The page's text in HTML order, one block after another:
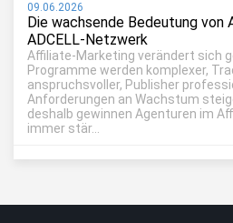
09.06.2026
Die wachsende Bedeutung von
ADCELL-Netzwerk
Affiliate-Marketing verändert sich
Programme werden komplexer,
anspruchsvoller, Publisher
Anforderungen an Wachstum
deshalb gewinnen Agenturen im
immer stär...